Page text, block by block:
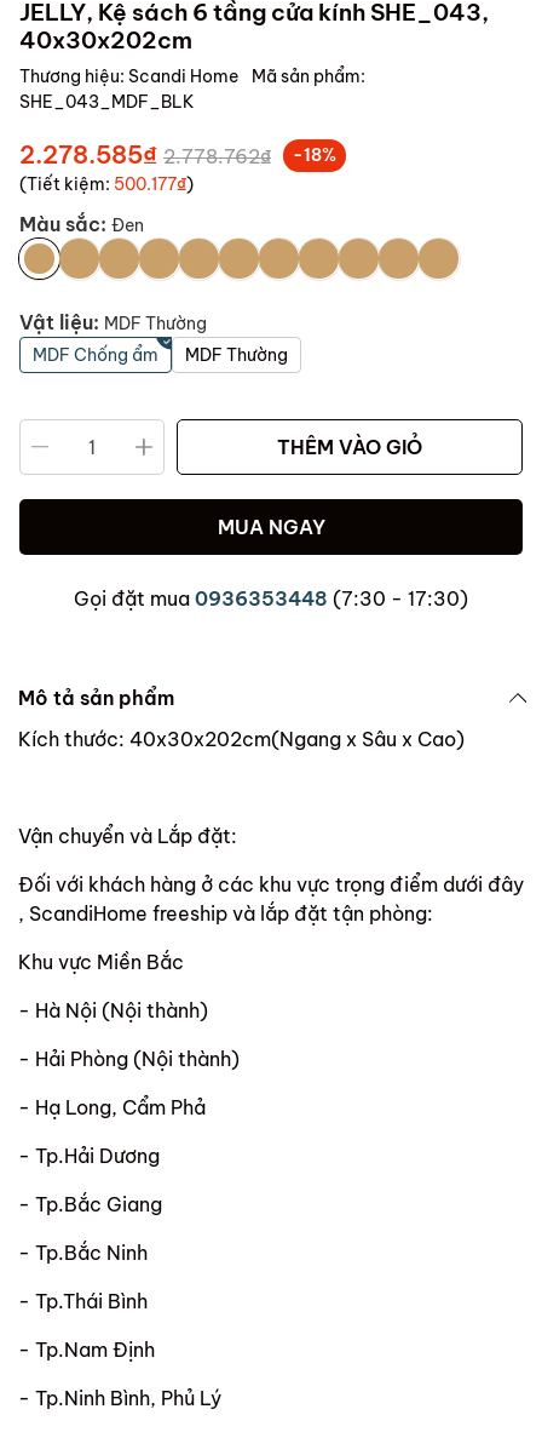
JELLY, Kệ sách 6 tầng cửa kính SHE_043,
40x30x202cm
Thương hiệu: Scandi Home
Mã sản phẩm:
SHE_043_MDF_BLK
2.278.585₫ 2.778.762₫
-18%
(Tiết kiệm: 500.177₫)
Màu sắc: Đen
Vật liệu: MDF Thường
MDF Chống ẩm
MDF Thường
THÊM VÀO GIỎ
MUA NGAY
Gọi đặt mua 0936353448 (7:30 - 17:30)
Mô tả sản phẩm
Kích thước: 40x30x202cm(Ngang x Sâu x Cao)
Vận chuyển và Lắp đặt:
Đối với khách hàng ở các khu vực trọng điểm dưới đây
, ScandiHome freeship và lắp đặt tận phòng:
Khu vực Miền Bắc
- Hà Nội (Nội thành)
- Hải Phòng (Nội thành)
- Hạ Long, Cẩm Phả
- Tp.Hải Dương
- Tp.Bắc Giang
- Tp.Bắc Ninh
- Tp.Thái Bình
- Tp.Nam Định
- Tp.Ninh Bình, Phủ Lý